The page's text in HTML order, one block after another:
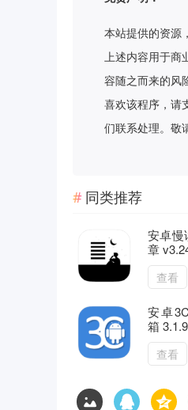
本站提供的资源
上述内容用于商
容随之而来的风
喜欢该程序，请
们联系处理。敬
同类推荐
安卓慢
章
查看
安卓
箱
查看